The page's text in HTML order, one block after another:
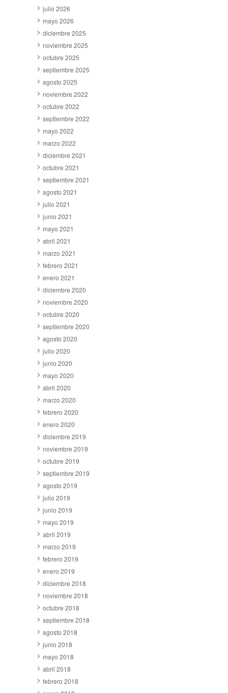
julio 2026
mayo 2026
diciembre 2025
noviembre 2025
octubre 2025
septiembre 2025
agosto 2025
noviembre 2022
octubre 2022
septiembre 2022
mayo 2022
marzo 2022
diciembre 2021
octubre 2021
septiembre 2021
agosto 2021
julio 2021
junio 2021
mayo 2021
abril 2021
marzo 2021
febrero 2021
enero 2021
diciembre 2020
noviembre 2020
octubre 2020
septiembre 2020
agosto 2020
julio 2020
junio 2020
mayo 2020
abril 2020
marzo 2020
febrero 2020
enero 2020
diciembre 2019
noviembre 2019
octubre 2019
septiembre 2019
agosto 2019
julio 2019
junio 2019
mayo 2019
abril 2019
marzo 2019
febrero 2019
enero 2019
diciembre 2018
noviembre 2018
octubre 2018
septiembre 2018
agosto 2018
junio 2018
mayo 2018
abril 2018
febrero 2018